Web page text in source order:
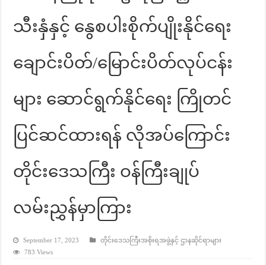
သီးနှံနှင့် နွေစပါးစိုက်ပျိုးနိုင်ရေး
ချောင်းပိတ်/မြောင်းပိတ်လုပ်ငန်း
များ ဆောင်ရွက်နိုင်ရေး ကြိုတင်
ပြင်ဆင်ထားရန် လိုအပ်ကြောင်း
တိုင်းဒေသကြီး ဝန်ကြီးချုပ်
လမ်းညွှန်မှာကြား
September 17, 2023
တိုင်းဒေသကြီးအစိုးရအဖွဲ့နှင့် ဌာနဆိုင်ရာများ
783 Views